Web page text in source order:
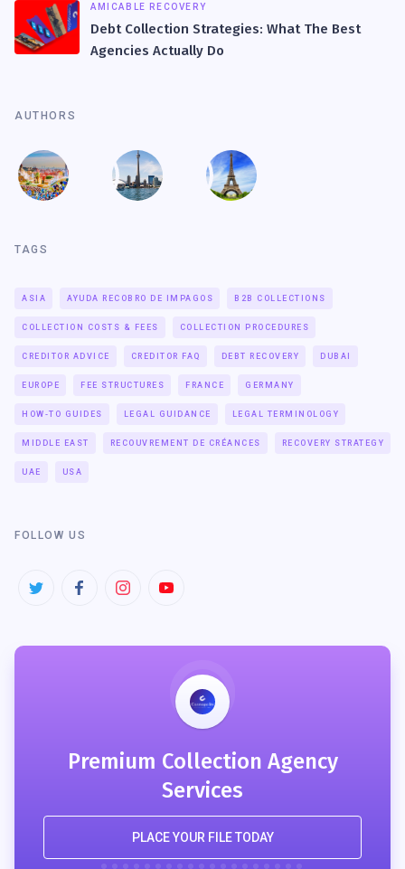
AMICABLE RECOVERY
Debt Collection Strategies: What The Best
Agencies Actually Do
AUTHORS
TAGS
ASIA AYUDA RECOBRO DE IMPAGOS B2B COLLECTIONS
COLLECTION COSTS & FEES COLLECTION PROCEDURES
CREDITOR ADVICE CREDITOR FAQ DEBT RECOVERY DUBAI
EUROPE FEE STRUCTURES FRANCE GERMANY
HOW-TO GUIDES LEGAL GUIDANCE LEGAL TERMINOLOGY
MIDDLE EAST RECOUVREMENT DE CRÉANCES RECOVERY STRATEGY
UAE USA
FOLLOW US
Premium Collection Agency
Services
PLACE YOUR FILE TODAY